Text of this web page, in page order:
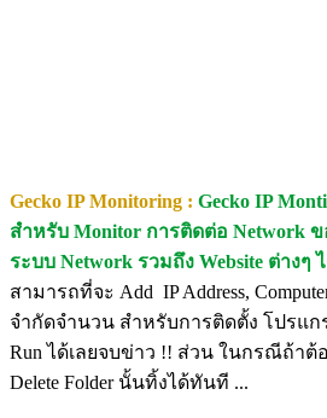
Gecko IP Monitoring : Gecko IP
สำหรับ Monitor การติดต่อ Network
ระบบ Network รวมถึง Website ต่างๆ
สามารถที่จะ Add IP Address,
จำกัดจำนวน สำหรับการติดตั้ง โปรแก
Run ได้เลยจบข่าว !! ส่วน ในกรณีถ้าต้
Delete Folder นั้นทิ้งได้ทันที ...